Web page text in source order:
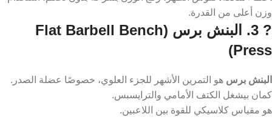
بشكل متدرج لحد الوقوف الكامل.
أخطاء شائعة: تقوس الظهر، رفع الوزن بسرعة بدون تحكم، استخدام
وزن أعلى من القدرة.
Press)
البنش برسهو التمرين الأشهر للجزء العلوي، خصوصًا عضلة الصدر.